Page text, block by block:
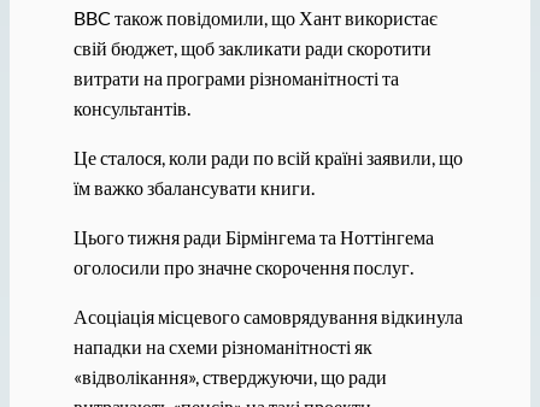
BBC також повідомили, що Хант використає
свій бюджет, щоб закликати ради скоротити
витрати на програми різноманітності та
консультантів.
Це сталося, коли ради по всій країні заявили, що
їм важко збалансувати книги.
Цього тижня ради Бірмінгема та Ноттінгема
оголосили про значне скорочення послуг.
Асоціація місцевого самоврядування відкинула
нападки на схеми різноманітності як
«відволікання», стверджуючи, що ради